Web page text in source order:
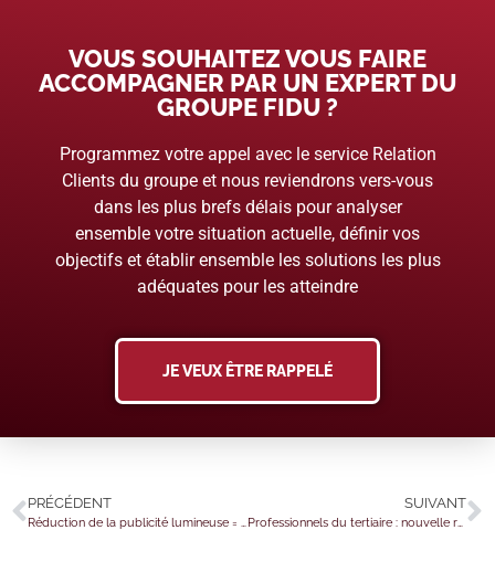
VOUS SOUHAITEZ VOUS FAIRE
ACCOMPAGNER PAR UN EXPERT DU
GROUPE FIDU ?
Programmez votre appel avec le service Relation
Clients du groupe et nous reviendrons vers-vous
dans les plus brefs délais pour analyser
ensemble votre situation actuelle, définir vos
objectifs et établir ensemble les solutions les plus
adéquates pour les atteindre
JE VEUX ÊTRE RAPPELÉ
PRÉCÉDENT
Réduction de la publicité lumineuse = économies d’énergie ?
SUIVANT
Professionnels du tertiaire : nouvelle règle pour la sobriété énergétique